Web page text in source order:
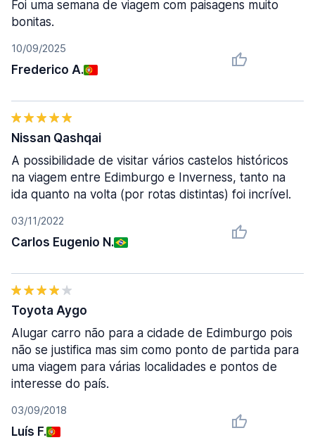
10/09/2025
Frederico A.
Foi uma semana de viagem com paisagens muito
bonitas.
03/11/2022
Carlos Eugenio N.
Nissan Qashqai
A possibilidade de visitar vários castelos históricos
na viagem entre Edimburgo e Inverness, tanto na
ida quanto na volta (por rotas distintas) foi incrível.
03/09/2018
Luís F.
Toyota Aygo
Alugar carro não para a cidade de Edimburgo pois
não se justifica mas sim como ponto de partida para
uma viagem para várias localidades e pontos de
interesse do país.